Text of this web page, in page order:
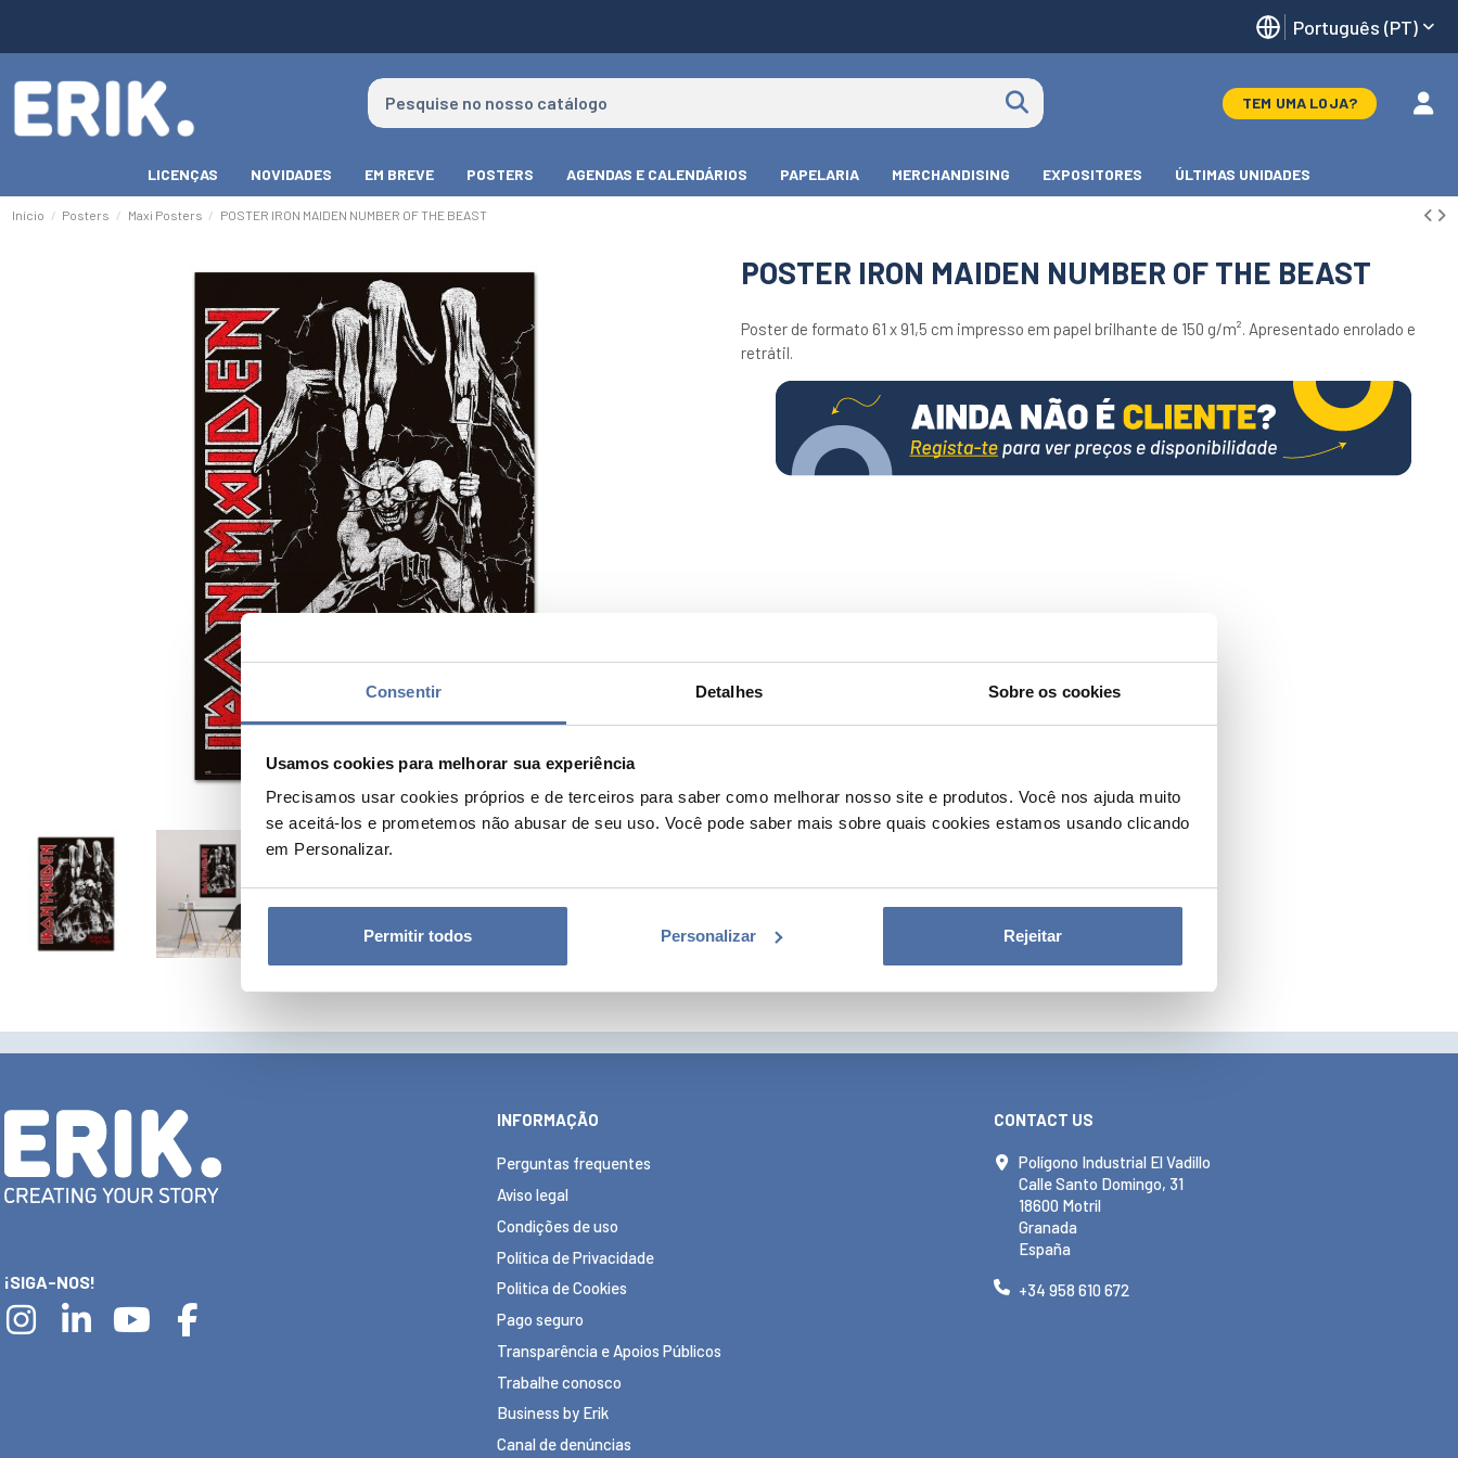
Consentir Detalhes Sobre os cookies
Usamos cookies para melhorar sua experiência
Precisamos usar cookies próprios e de terceiros para saber como melhorar nosso site e produtos. Você nos ajuda muito
se aceitá-los e prometemos não abusar de seu uso. Você pode saber mais sobre quais cookies estamos usando clicando
em Personalizar.
Rejeitar
Personalizar
Permitir todos
Português (PT)
TEM UMA LOJA?
LICENÇAS NOVIDADES EM BREVE POSTERS AGENDAS E CALENDÁRIOS PAPELARIA MERCHANDISING EXPOSITORES ÚLTIMAS UNIDADES
Início Posters Maxi Posters POSTER IRON MAIDEN NUMBER OF THE BEAST
POSTER IRON MAIDEN NUMBER OF THE BEAST
Poster de formato 61 x 91,5 cm impresso em papel brilhante de 150 g/m². Apresentado enrolado e
retrátil.
¡SIGA-NOS!
INFORMAÇÃO
Perguntas frequentes
Aviso legal
Condições de uso
Política de Privacidade
Politica de Cookies
Pago seguro
Transparência e Apoios Públicos
Trabalhe conosco
Business by Erik
Canal de denúncias
CONTACT US
Polígono Industrial El Vadillo
Calle Santo Domingo, 31
18600 Motril
Granada
España
+34 958 610 672